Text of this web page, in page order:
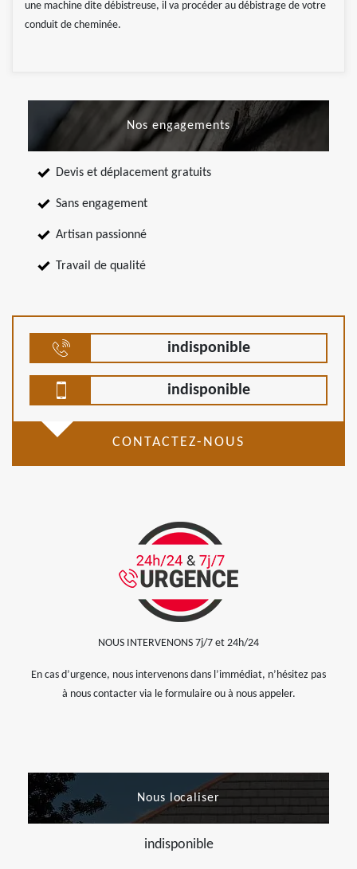
une machine dite débistreuse, il va procéder au débistrage de votre
conduit de cheminée.
Nos engagements
Devis et déplacement gratuits
Sans engagement
Artisan passionné
Travail de qualité
indisponible
indisponible
CONTACTEZ-NOUS
NOUS INTERVENONS 7j/7 et 24h/24
En cas d’urgence, nous intervenons dans l’immédiat, n’hésitez pas
à nous contacter via le formulaire ou à nous appeler.
Nous localiser
indisponible